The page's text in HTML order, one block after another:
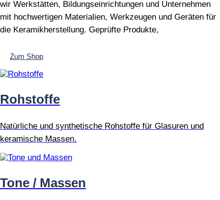
wir Werkstätten, Bildungseinrichtungen und Unternehmen
mit hochwertigen Materialien, Werkzeugen und Geräten für
die Keramikherstellung. Geprüfte Produkte,
Zum Shop
Rohstoffe
Natürliche und synthetische Rohstoffe für Glasuren und
keramische Massen.
Tone / Massen